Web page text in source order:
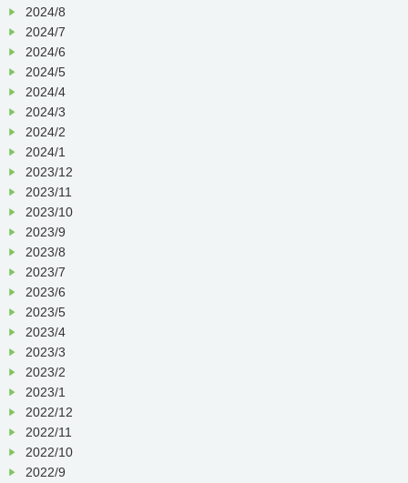
2024/8
2024/7
2024/6
2024/5
2024/4
2024/3
2024/2
2024/1
2023/12
2023/11
2023/10
2023/9
2023/8
2023/7
2023/6
2023/5
2023/4
2023/3
2023/2
2023/1
2022/12
2022/11
2022/10
2022/9